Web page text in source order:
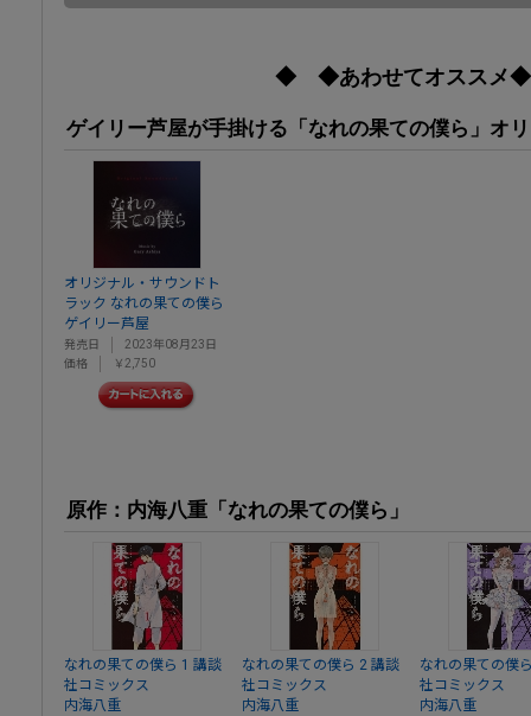
◆ ◆あわせてオスス
ゲイリー芦屋が手掛ける「なれの果ての僕ら」オ
オリジナル・サウンドト
ラック なれの果ての僕ら
ゲイリー芦屋
発売日
2023年08月23日
価格
￥2,750
原作：内海八重「なれの果ての僕ら」
なれの果ての僕ら 1 講談
社コミックス
内海八重
なれの果ての僕ら 2 講談
社コミックス
内海八重
なれの果ての僕
社コミックス
内海八重